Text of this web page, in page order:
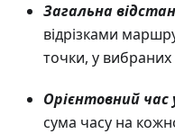
Загальна
відрізками
точки, у вибраних
Орієнтовний час
сума часу на